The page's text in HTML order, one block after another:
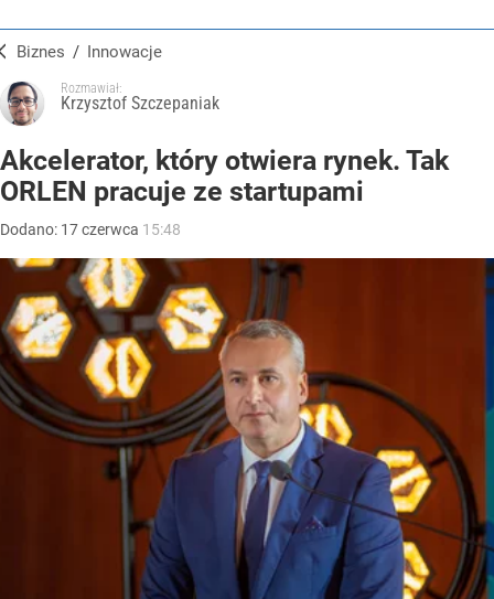
Biznes / Innowacje
Rozmawiał:
Krzysztof Szczepaniak
Akcelerator, który otwiera rynek. Tak
ORLEN pracuje ze startupami
Dodano: 17czerwca 15:48